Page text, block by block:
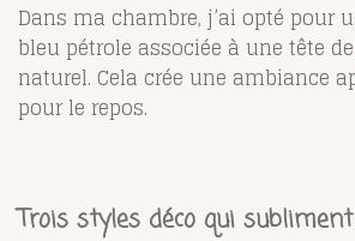
Dans ma chambre, j’ai opté pour
bleu pétrole associée à une tête
naturel. Cela crée une ambiance
pour le repos.
Trois styles déco qui